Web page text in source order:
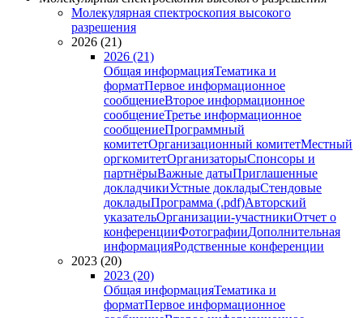
Молекулярная спектроскопия высокого
разрешения
2026 (21)
2026 (21)
Общая информацияТематика и
форматПервое информационное
сообщениеВторое информационное
сообщениеТретье информационное
сообщениеПрограммный
комитетОрганизационный комитетМестный
оргкомитетОрганизаторыСпонсоры и
партнёрыВажные датыПриглашенные
докладчикиУстные докладыСтендовые
докладыПрограмма (.pdf)Авторский
указательОрганизации-участникиОтчет о
конференцииФотографииДополнительная
информацияРодственные конференции
2023 (20)
2023 (20)
Общая информацияТематика и
форматПервое информационное